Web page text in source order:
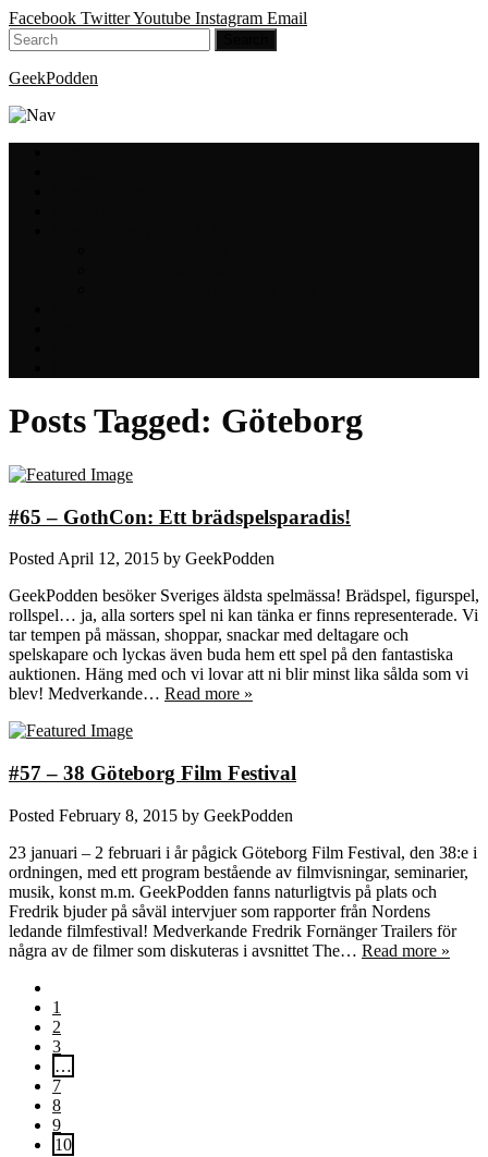
Facebook TwitterYoutube Instagram Email
GeekPodden
Posts Tagged: Göteborg
#65 – GothCon: Ett brädspelsparadis!
Posted April 12, 2015 by GeekPodden
GeekPodden besöker Sveriges äldsta spelmässa! Brädspel, figurspel,
rollspel… ja, alla sorters spel ni kan tänka er finns representerade. Vi
tar tempen på mässan, shoppar, snackar med deltagare och
spelskapare och lyckas även buda hem ett spel på den fantastiska
auktionen. Häng med och vi lovar att ni blir minst lika sålda som vi
blev! Medverkande… Read more »
#57 – 38 Göteborg Film Festival
Posted February 8, 2015 by GeekPodden
23 januari – 2 februari i år pågick Göteborg Film Festival, den 38:e i
ordningen, med ett program bestående av filmvisningar, seminarier,
musik, konst m.m. GeekPodden fanns naturligtvis på plats och
Fredrik bjuder på såväl intervjuer som rapporter från Nordens
ledande filmfestival! Medverkande Fredrik Fornänger Trailers för
några av de filmer som diskuteras i avsnittet The… Read more »
1
2
3
…
7
8
9
10